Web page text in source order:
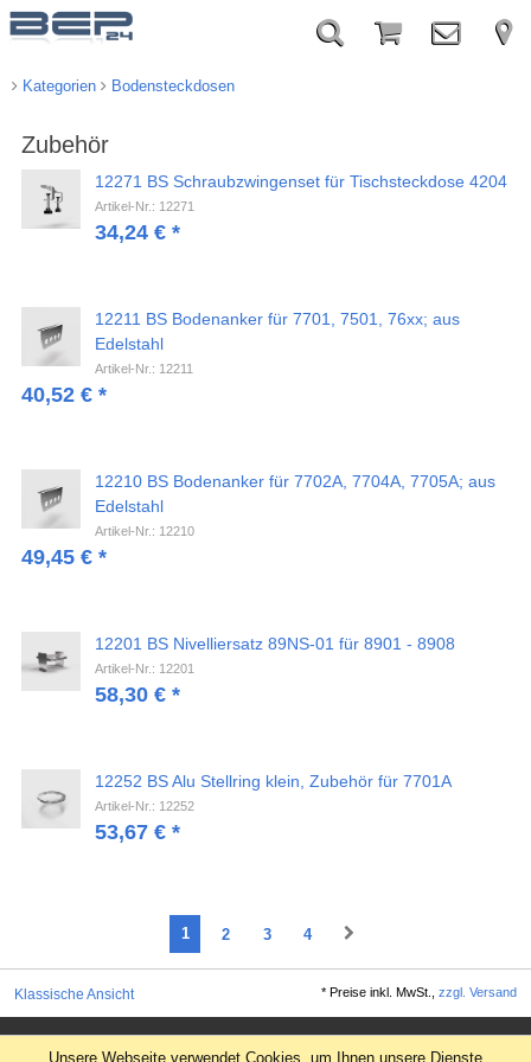
Kategorien Bodensteckdosen
Zubehör
12271 BS Schraubzwingenset für Tischsteckdose 4204
Artikel-Nr.: 12271
34,24 €*
12211 BS Bodenanker für 7701, 7501, 76xx; aus
Edelstahl
Artikel-Nr.: 12211
40,52 €*
12210 BS Bodenanker für 7702A, 7704A, 7705A; aus
Edelstahl
Artikel-Nr.: 12210
49,45 €*
12201 BS Nivelliersatz 89NS-01 für 8901 - 8908
Artikel-Nr.: 12201
58,30 €*
12252 BS Alu Stellring klein, Zubehör für 7701A
Artikel-Nr.: 12252
53,67 €*
1 2 3 4
Klassische Ansicht *Preise inkl. MwSt.,zzgl. Versand
Unsere Webseite verwendet Cookies, um Ihnen unsere Dienste